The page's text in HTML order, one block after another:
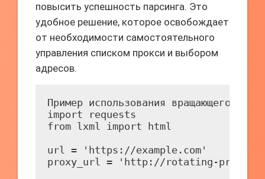
повысить успешность парсинга. Это
удобное решение, которое освобождает
от необходимости самостоятельного
управления списком прокси и выбором
адресов.
Пример использования вращающегося
import requests
from lxml import html
url = 'https://example.com'
proxy_url = 'http://rotating-